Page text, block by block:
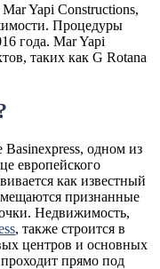
Yapi Constructions,
Процедуры
года. Mar Yapi
таких как G Rotana
одном из
европейского
как известный
признанные
Недвижимость,
, также строится в
центров и основных
прямо под